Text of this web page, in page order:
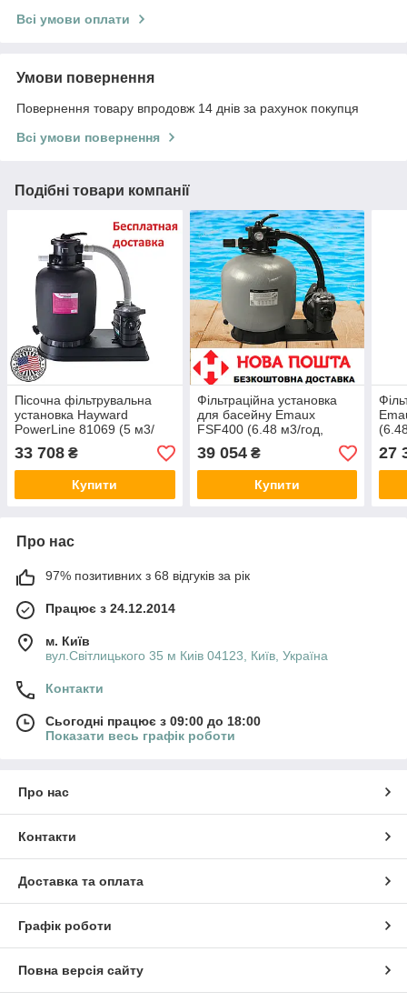
Всі умови оплати
Умови повернення
Повернення товару впродовж 14 днів за рахунок покупця
Всі умови повернення
Подібні товари компанії
Пісочна фільтрувальна
установка Hayward
PowerLine 81069 (5 м3/
год, D368)
33 708 ₴
Купити
Фільтраційна установка
для басейну Emaux
FSF400 (6.48 м3/год,
D400) Фільтр пісочний
39 054₴
Купити
27
Про нас
97% позитивних з 68 відгуків за рік
Працює з 24.12.2014
м. Київ
вул.Світлицького 35 м Киів 04123, Київ, Україна
Контакти
Сьогодні працює з 09:00 до 18:00
Показати весь графік роботи
Про нас
Контакти
Доставка та оплата
Графік роботи
Повна версія сайту